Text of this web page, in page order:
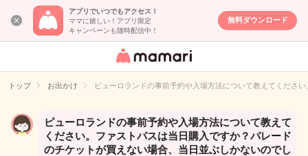
アプリでいつでもアクセス！
ママに嬉しい！アプリ限定
キャンペーンも随時配信中！
無料ダウンロード
女性専用匿名QA
イト
トップ お出かけ ピューロランドの事前予約や入場方法について教えてくださ
ピューロランドの事前予約や入場方法について教えて
ください。ファストパスは当日購入ですか？パレード
のチケットが買えない場合、当日並ぶしかないのでし